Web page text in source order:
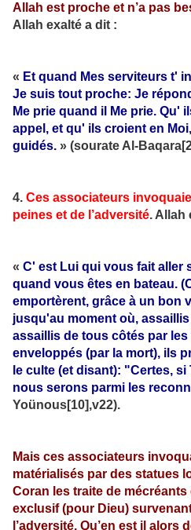
Allah est proche et n’a pas
Allah exalté a dit :
« Et quand Mes serviteurs t'
Je suis tout proche: Je
Me prie quand il Me prie. Qu'
appel, et qu' ils croient en
guidés. » (sourate Al-
4. Ces associateurs
peines et de l’adversité. Allah
« C' est Lui qui vous fait aller
quand vous êtes en bateau.
emportèrent, grâce à un bon
jusqu'au moment où,
assaillis de tous côtés par
enveloppés (par la mort), ils
le culte (et disant): "Certes,
nous serons parmi les
Yoünous[10],v22).
Mais ces associateurs
matérialisés par des statues
Coran les traite de mécréants
exclusif (pour Dieu)
l’adversité. Qu’en est il